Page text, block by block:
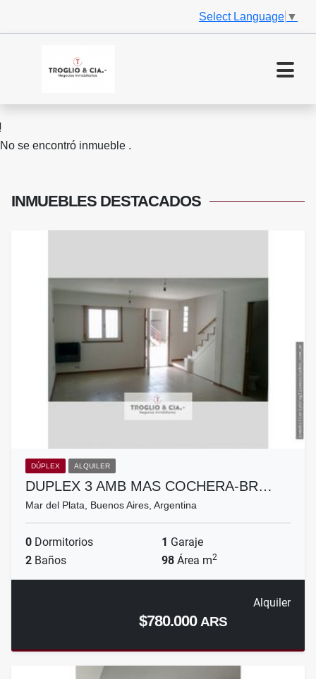
Select Language ▼
No se encontró inmueble .
INMUEBLES DESTACADOS
DÚPLEX ALQUILER
DUPLEX 3 AMB MAS COCHERA-BR…
Mar del Plata, Buenos Aires, Argentina
0 Dormitorios 1 Garaje
2 Baños 98 Área m2
Alquiler
$780.000 ARS